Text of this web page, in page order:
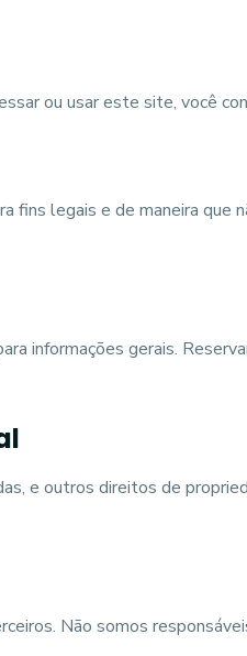
ou usar este site, você
fins legais e de maneira
informações gerais.
e outros direitos de
Não somos